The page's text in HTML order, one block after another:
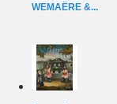
WEMAËRE &...